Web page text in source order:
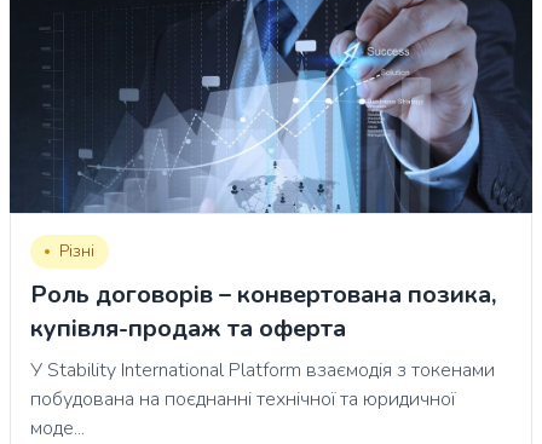
Різні
Роль договорів – конвертована позика,
купівля-продаж та оферта
У Stability International Platform взаємодія з токенами
побудована на поєднанні технічної та юридичної
моде...